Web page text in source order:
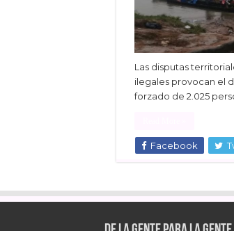
Las disputas
ilegales provocan el
forzado de 2.025
Facebook